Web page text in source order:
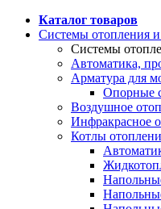
Каталог товаров
Системы отопления и
Системы
Автоматика,
Арматура для
Опорные
Воздушное
Инфракрасное
Котлы